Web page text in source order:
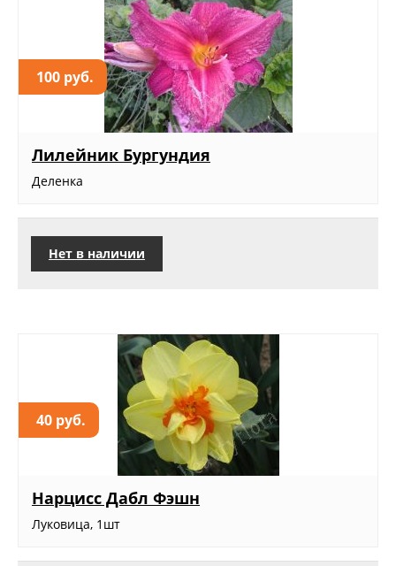
100 руб.
Лилейник Бургундия
Деленка
Нет в наличии
40 руб.
Нарцисс Дабл Фэшн
Луковица, 1шт